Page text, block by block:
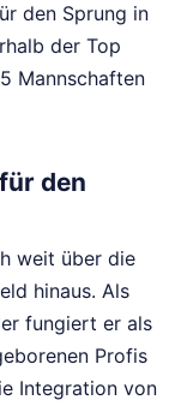
den Sprung in
der Top
Mannschaften
den
weit über die
hinaus. Als
fungiert er als
Profis
Integration von